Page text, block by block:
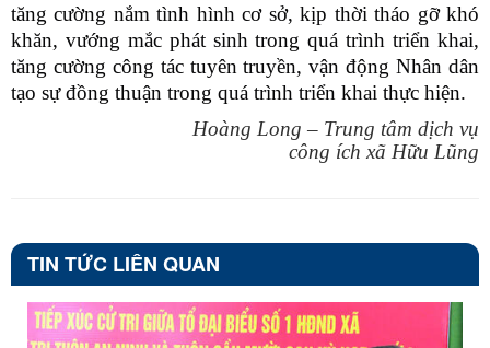
tăng cường nắm tình hình cơ sở, kịp thời tháo gỡ khó
khăn, vướng mắc phát sinh trong quá trình triển khai,
tăng cường công tác tuyên truyền, vận động Nhân dân
tạo sự đồng thuận trong quá trình triển khai thực hiện.
Hoàng Long – Trung tâm dịch vụ
công ích xã Hữu Lũng
TIN TỨC LIÊN QUAN